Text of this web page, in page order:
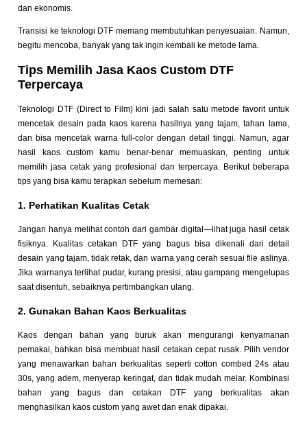
dan ekonomis.
Transisi ke teknologi DTF memang membutuhkan penyesuaian. Namun,
begitu mencoba, banyak yang tak ingin kembali ke metode lama.
Tips Memilih Jasa Kaos Custom DTF
Terpercaya
Teknologi DTF (Direct to Film) kini jadi salah satu metode favorit untuk
mencetak desain pada kaos karena hasilnya yang tajam, tahan lama,
dan bisa mencetak warna full-color dengan detail tinggi. Namun, agar
hasil kaos custom kamu benar-benar memuaskan, penting untuk
memilih jasa cetak yang profesional dan terpercaya. Berikut beberapa
tips yang bisa kamu terapkan sebelum memesan:
1. Perhatikan Kualitas Cetak
Jangan hanya melihat contoh dari gambar digital—lihat juga hasil cetak
fisiknya. Kualitas cetakan DTF yang bagus bisa dikenali dari detail
desain yang tajam, tidak retak, dan warna yang cerah sesuai file aslinya.
Jika warnanya terlihat pudar, kurang presisi, atau gampang mengelupas
saat disentuh, sebaiknya pertimbangkan ulang.
2. Gunakan Bahan Kaos Berkualitas
Kaos dengan bahan yang buruk akan mengurangi kenyamanan
pemakai, bahkan bisa membuat hasil cetakan cepat rusak. Pilih vendor
yang menawarkan bahan berkualitas seperti cotton combed 24s atau
30s, yang adem, menyerap keringat, dan tidak mudah melar. Kombinasi
bahan yang bagus dan cetakan DTF yang berkualitas akan
menghasilkan kaos custom yang awet dan enak dipakai.